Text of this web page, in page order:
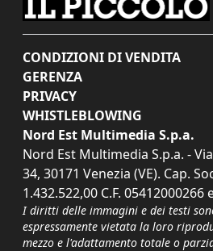
CONDIZIONI DI VENDITA
GERENZA
PRIVACY
WHISTLEBLOWING
Nord Est Multimedia S.p.a.
Nord Est Multimedia S.p.a. -
34, 30171 Venezia (VE). Cap.
1.432.522,00 C.F. 05412000266
I diritti delle immagini e dei testi
espressamente vietata la loro
mezzo e l'adattamento totale o